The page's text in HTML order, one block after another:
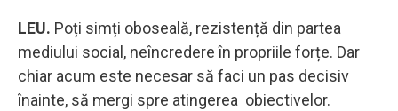
LEU. Poți simți oboseală, rezistență din partea
mediului social, neîncredere în propriile forțe. Dar
chiar acum este necesar să faci un pas decisiv
înainte, să mergi spre atingerea obiectivelor.